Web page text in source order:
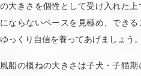
の大きさを個性として受け入れた
にならないペースを見極め、でき
ゆっくり自信を養ってあげましょう。
風船の概ねの大きさは子犬・子猫